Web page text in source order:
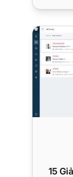
15 Giải
15